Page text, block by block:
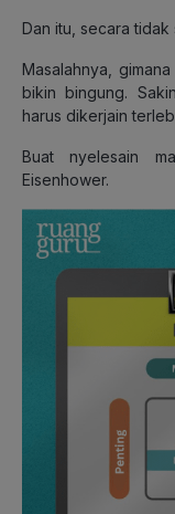
Dan itu, secara
Masalahnya,
bikin bingung.
harus dikerjain
Buat nyelesain
Eisenhower.